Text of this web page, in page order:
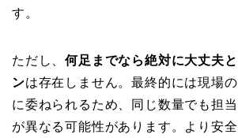
す。
ただし、何足までなら絶対に大丈夫
ンは存在しません。最終的には現場
に委ねられるため、同じ数量でも担
が異なる可能性があります。より安